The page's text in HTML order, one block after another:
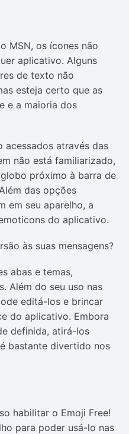
MSN, os ícones não
aplicativo. Alguns
de texto não
esteja certo que as
e a maioria dos
acessados através das
não está familiarizado,
próximo à barra de
das opções
em seu aparelho, a
do aplicativo.
abas e temas,
Além do seu uso nas
editá-los e brincar
do aplicativo. Embora
definida, atirá-los
bastante divertido nos
habilitar o Emoji Free!
para poder usá-lo nas